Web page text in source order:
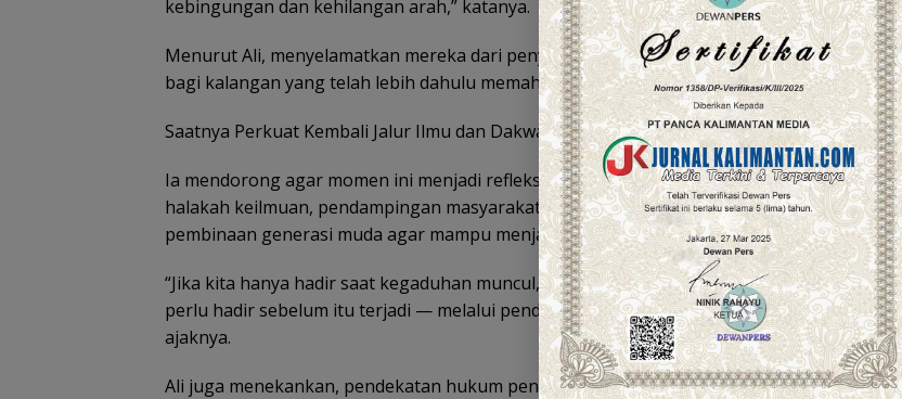
kebingungan dan kehilangan arah,” katanya.
Menurut Ali, menyelamatkan mereka dari penyimpangan adalah tugas bersama, terutama
bagi kalangan yang telah lebih dahulu memahami jalan ilmu yang benar.
Saatnya Perkuat Kembali Jalur Ilmu dan Dakwah
Ia mendorong agar momen ini menjadi refleksi kolektif. Ali menyebut perlunya penguatan
halakah keilmuan, pendampingan masyarakat secara langsung oleh tokoh agama, dan
pembinaan generasi muda agar mampu menjadi penjaga akidah dan akhlak.
“Jika kita hanya hadir saat kegaduhan muncul, penyimpangan akan terus berulang. Kita
perlu hadir sebelum itu terjadi — melalui pendidikan, pembinaan, dan keteladanan,”
ajaknya.
Ali juga menekankan, pendekatan hukum penting sebagai pengingat batas, namun